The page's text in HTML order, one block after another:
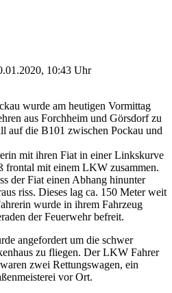
10:43 Uhr
wurde am heutigen Vormittag
aus Forchheim und Görsdorf zu
auf die B101 zwischen Pockau und
mit ihren Fiat in einer Linkskurve
frontal mit einem LKW zusammen.
der Fiat einen Abhang hinunter
riss. Dieses lag ca. 150 Meter weit
wurde in ihrem Fahrzeug
der Feuerwehr befreit.
angefordert um die schwer
zu fliegen. Der LKW Fahrer
zwei Rettungswagen, ein
vor Ort.